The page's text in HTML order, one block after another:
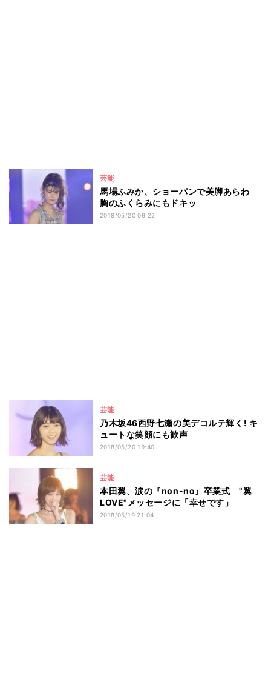
芸能
馬場ふみか、ショーパンで美脚あらわ
胸のふくらみにもドキッ
2018/05/20 09:22
芸能
乃木坂46西野七瀬の美デコルテ輝く! キ
ュートな笑顔にも歓声
2018/05/20 19:40
芸能
本田翼、涙の『non-no』卒業式 "翼
LOVE"メッセージに「幸せです」
2018/05/19 21:04